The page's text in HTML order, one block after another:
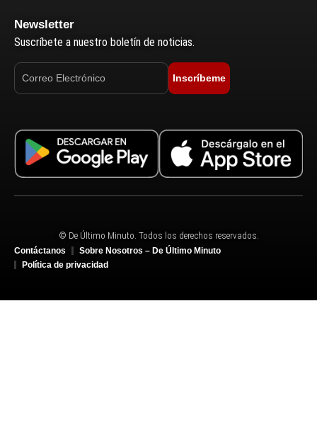
Newsletter
Suscríbete a nuestro boletín de noticias.
Inscríbeme
© De Último Minuto. Todos los derechos reservados.
Contáctanos
Sobre Nosotros – De Último Minuto
Política de privacidad